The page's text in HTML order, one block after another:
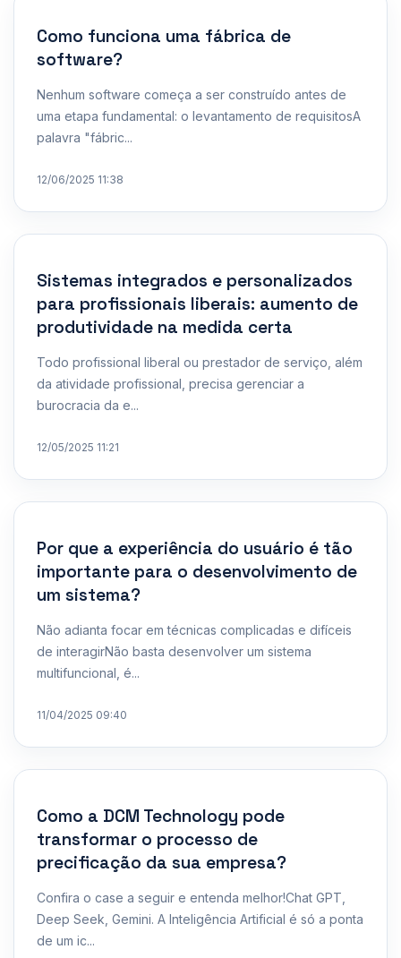
Como funciona uma fábrica de
software?
Nenhum software começa a ser construído antes de
uma etapa fundamental: o levantamento de requisitosA
palavra "fábric...
12/06/2025 11:38
Sistemas integrados e personalizados
para profissionais liberais: aumento de
produtividade na medida certa
Todo profissional liberal ou prestador de serviço, além
da atividade profissional, precisa gerenciar a
burocracia da e...
12/05/2025 11:21
Por que a experiência do usuário é tão
importante para o desenvolvimento de
um sistema?
Não adianta focar em técnicas complicadas e difíceis
de interagirNão basta desenvolver um sistema
multifuncional, é...
11/04/2025 09:40
Como a DCM Technology pode
transformar o processo de
precificação da sua empresa?
Confira o case a seguir e entenda melhor!Chat GPT,
Deep Seek, Gemini. A Inteligência Artificial é só a ponta
de um ic...